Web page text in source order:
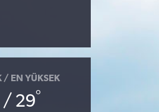
/ EN YÜKSEK
/ 29°